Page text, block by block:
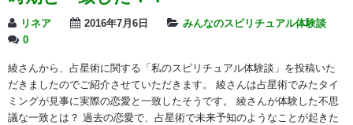
リネア 2016年7月6日
みんなのスピリチュアル体験談
0
綾さんから、占星術に関する「私のスピリチュアル体験談」を投稿いた
だきましたのでご紹介させていただきます。 綾さんは占星術でみたタイ
ミングが見事に実際の恋愛と一致したそうです。 綾さんが体験した不思
議な一致とは？ 過去の恋愛で、占星術で未来予知のようなことが起きた